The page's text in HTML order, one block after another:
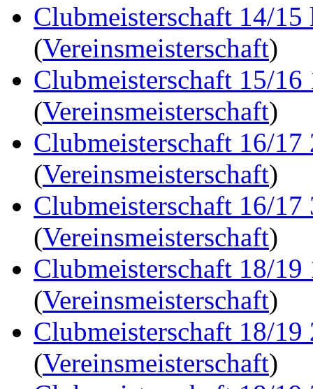
Clubmeisterschaft 14/15
(Vereinsmeisterschaft)
Clubmeisterschaft 15/16
(Vereinsmeisterschaft)
Clubmeisterschaft 16/17
(Vereinsmeisterschaft)
Clubmeisterschaft 16/17
(Vereinsmeisterschaft)
Clubmeisterschaft 18/19
(Vereinsmeisterschaft)
Clubmeisterschaft 18/19
(Vereinsmeisterschaft)